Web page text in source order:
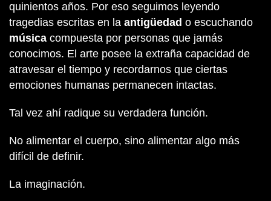
quinientos años. Por eso seguimos leyendo
tragedias escritas en la antigüedad o escuchando
música compuesta por personas que jamás
conocimos. El arte posee la extraña capacidad de
atravesar el tiempo y recordarnos que ciertas
emociones humanas permanecen intactas.
Tal vez ahí radique su verdadera función.
No alimentar el cuerpo, sino alimentar algo más
difícil de definir.
La imaginación.